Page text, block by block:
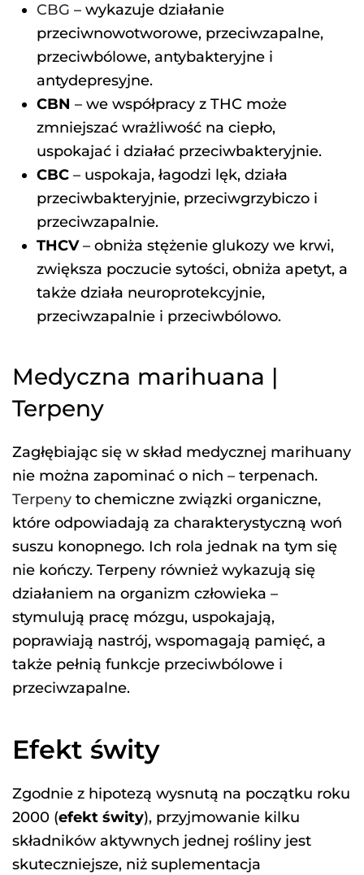
CBG – wykazuje działanie
przeciwnowotworowe, przeciwzapalne,
przeciwbólowe, antybakteryjne i
antydepresyjne.
CBN – we współpracy z THC może
zmniejszać wrażliwość na ciepło,
uspokajać i działać przeciwbakteryjnie.
CBC – uspokaja, łagodzi lęk, działa
przeciwbakteryjnie, przeciwgrzybiczo i
przeciwzapalnie.
THCV– obniża stężenie glukozy we krwi,
zwiększa poczucie sytości, obniża apetyt, a
także działa neuroprotekcyjnie,
przeciwzapalnie i przeciwbólowo.
Medyczna marihuana |
Terpeny
Zagłębiając się w skład medycznej marihuany
nie można zapominać o nich – terpenach.
Terpeny to chemiczne związki organiczne,
które odpowiadają za charakterystyczną woń
suszu konopnego. Ich rola jednak na tym się
nie kończy. Terpeny również wykazują się
działaniem na organizm człowieka –
stymulują pracę mózgu, uspokajają,
poprawiają nastrój, wspomagają pamięć, a
także pełnią funkcje przeciwbólowe i
przeciwzapalne.
Efekt świty
Zgodnie z hipotezą wysnutą na początku roku
2000 (efekt świty), przyjmowanie kilku
składników aktywnych jednej rośliny jest
skuteczniejsze, niż suplementacja